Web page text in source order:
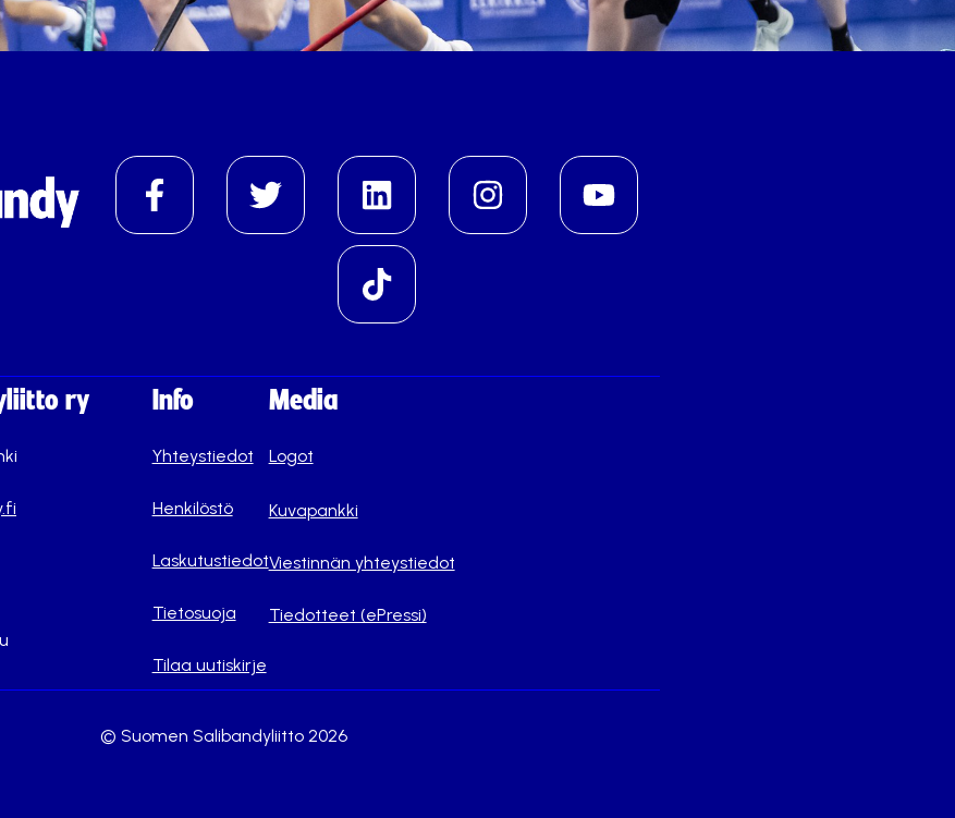
ry Info
Yhteystiedot
Henkilöstö
Laskutustiedot
Tietosuoja
Tilaa uutiskirje
Media
Logot
Kuvapankki
Viestinnän yhteystiedot
Tiedotteet (ePressi)
© Suomen Salibandyliitto 2026